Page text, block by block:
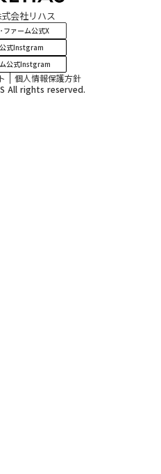
会社リハス
ファーム公式X
式Instgram
公式Instgram
個人情報保護方針
All rights reserved.